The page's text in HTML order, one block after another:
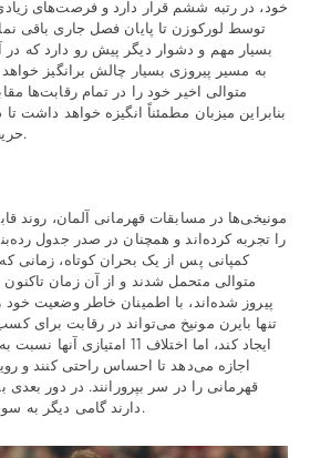
خود، در رتبه ششم قرار دارد و فرصت‌های
توسط لورکوزن تا پایان فصل جاری باقی
بسیار مهم و دشوار دیگر پیش رو دارد که
به مسیر پیروزی بسیار چالش برانگیز
متوالی اخیر خود را در تمام رقابت‌ها
بنابراین میزبان مطمئناً انگیزه خواهد داشت
حریف مشهور خود انتقام بگیرد.
مونیخی‌ها در مسابقات قهرمانی آلمان، روند
را تجربه کرده‌اند و همچنان در صدر جدول
کمپانی پس از یک بحران کوتاه، زمانی
متوالی متحمل شدند و از آن زمان
پیروز شده‌اند، با اطمینان خاطر وضعیت خود
تنها بایرن مونیخ می‌تواند در رقابت برای
ایجاد کند، اما اختلاف 11
اجازه می‌دهد تا احساس راحتی کنند و
قهرمانی را در سر بپرورانند. در دور بعدی
دارند گامی دیگر به سوی هدف گرامی خود بردارند.